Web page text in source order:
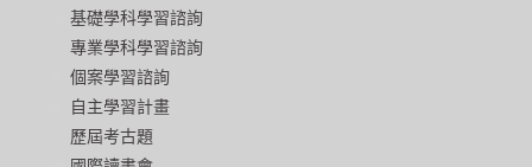
基礎學科學習諮詢
專業學科學習諮詢
個案學習諮詢
自主學習計畫
歷屆考古題